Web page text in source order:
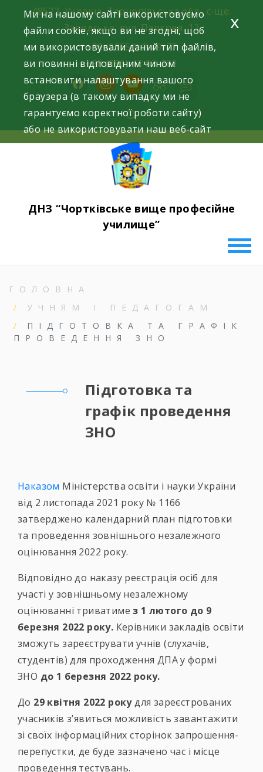
content
48523, Україна, Тернопільська обл., с-ще.
Заводське, вул. Паркова, 12
+38 (03552) 2-49-77
+38 (096) 42-93-282
facebookinstagramyoutube
ДНЗ “Чортківське вище професійне
училище”
ГОЛОВНА
УЧНЯМ І ПЕДАГОГАМ
ПІДГОТОВКА ТА ГРАФІК
ПРОВЕДЕННЯ ЗНО
Підготовка та
графік проведення
ЗНО
Наказом Міністерства освіти і науки України
від 2 листопада 2021 року № 1166
затверджено календарний план підготовки
та проведення зовнішнього незалежного
оцінювання 2022 року.
Відповідно до наказу реєстрація осіб для
участі у зовнішньому незалежному
оцінюванні триватимез 1 лютого до 9
березня 2022 року. Керівники закладів освіти
зможуть зареєструвати учнів (слухачів,
студентів) для проходження ДПА у формі
ЗНО до 1 березня 2022 року.
До 29 квітня 2022 рокудля зареєстрованих
учасників з’явиться можливість завантажити
зі своїх інформаційних сторінок запрошення-
перепустки, де буде зазначено час і місце
проведення тестувань.
Ми на нашому сайті використовуємо
файли cookie, якщо ви не згодні, щоб
ми використовували даний тип файлів,
ви повинні відповідним чином
встановити налаштування вашого
браузера (в такому випадку ми не
гарантуємо коректної роботи сайту)
або не використовувати наш веб-сайт
x